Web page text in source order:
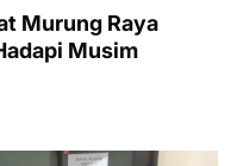
Murung Raya
Musim